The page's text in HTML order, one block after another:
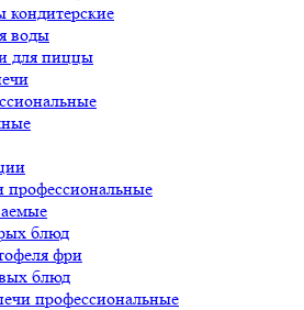
кондитерские
воды
для пиццы
профессиональные
блюд
фри
блюд
профессиональные